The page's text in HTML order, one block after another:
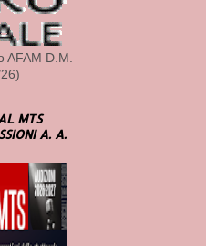
AFAM D.M.
MTS
A. A.